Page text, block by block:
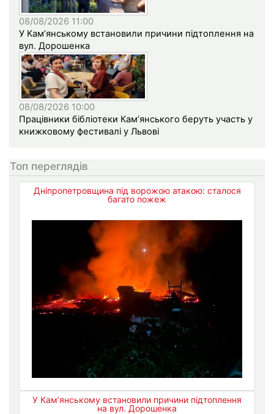
08/08/2026 11:00
У Кам’янському встановили причини підтоплення на
вул. Дорошенка
08/08/2026 10:00
Працівники бібліотеки Кам’янського беруть участь у
книжковому фестивалі у Львові
Топ переглядів
Дніпропетровщина під ворожою атакою: сталося
багато пожеж
У Кам’янському встановили причини підтоплення
на вул. Дорошенка